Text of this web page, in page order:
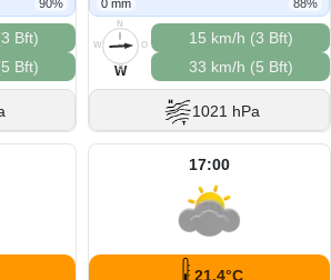
90%
Bft)
Bft)
0 mm 88%
N
O
S
W
W
15 km/h (3 Bft)
33 km/h (5 Bft)
1021 hPa
17:00
21.4°C